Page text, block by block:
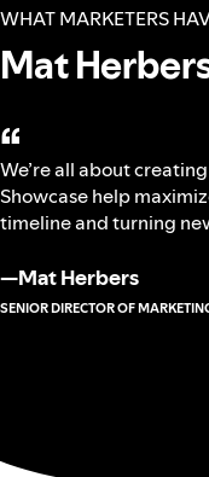
WHAT MARKETERS
Mat
“
We’re all about
Showcase help
timeline and turning
—Mat Herbers
SENIOR DIRECTOR OF